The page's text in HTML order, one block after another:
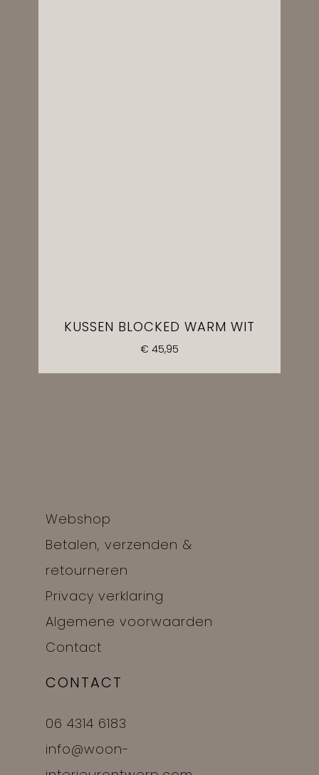
KUSSEN BLOCKED WARM WIT
€ 45,95
Webshop
Betalen, verzenden &
retourneren
Privacy verklaring
Algemene voorwaarden
Contact
CONTACT
06 4314 6183
info@woon-